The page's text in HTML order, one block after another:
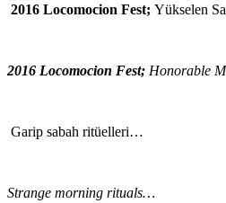
2016 Locomocion Fest; Yükselen
2016 Locomocion Fest; Honorable
Garip sabah ritüelleri…
Strange morning rituals…